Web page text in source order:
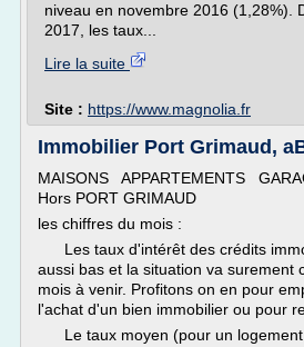
niveau en novembre 2016 (1,28%).
2017, les taux...
Lire la suite
Site : https://www.magnolia.fr
Immobilier Port Grimaud,
MAISONS APPARTEMENTS
Hors PORT GRIMAUD
les chiffres du mois :
Les taux d'intérêt des crédits
aussi bas et la situation va surement
mois à venir. Profitons on en pour
l'achat d'un bien immobilier ou pour
Le taux moyen (pour un logement